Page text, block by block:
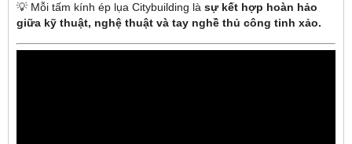
💡 Mỗi tấm kính ép lụa Citybuilding là sự kết hợp hoàn hảo
giữa kỹ thuật, nghệ thuật và tay nghề thủ công tinh xảo.